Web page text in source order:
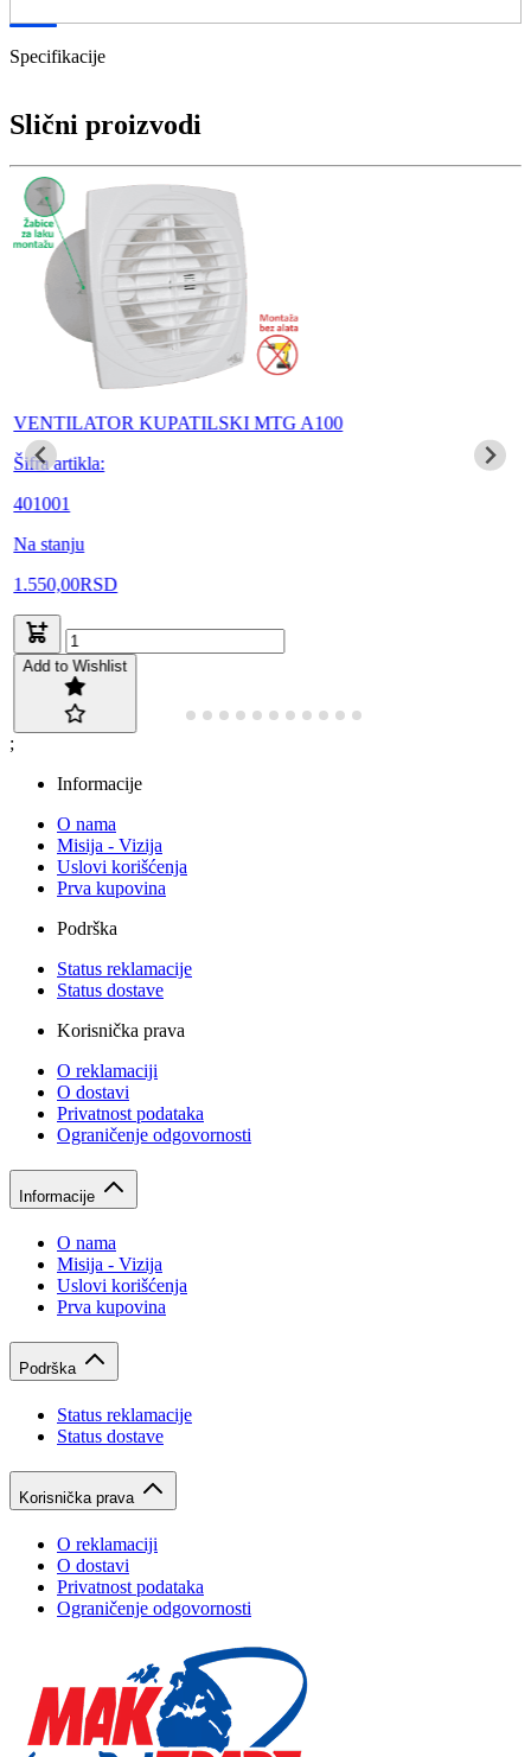
Specifikacije
Slični proizvodi
VENTILATOR KUPATILSKI MTG A100
Šifra artikla:
401001
Na stanju
1.550,00RSD
Add to Wishlist
;
Informacije
O nama
Misija - Vizija
Uslovi korišćenja
Prva kupovina
Podrška
Status reklamacije
Status dostave
Korisnička prava
O reklamaciji
O dostavi
Privatnost podataka
Ograničenje odgovornosti
Informacije
O nama
Misija - Vizija
Uslovi korišćenja
Prva kupovina
Podrška
Status reklamacije
Status dostave
Korisnička prava
O reklamaciji
O dostavi
Privatnost podataka
Ograničenje odgovornosti